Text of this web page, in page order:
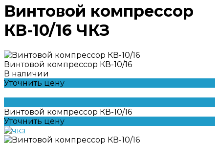
Винтовой компрессор
КВ-10/16 ЧКЗ
Винтовой компрессор КВ-10/16
В наличии
Уточнить цену
Винтовой компрессор КВ-10/16
Уточнить цену